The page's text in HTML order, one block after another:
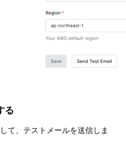
る
て、テストメールを送信しま